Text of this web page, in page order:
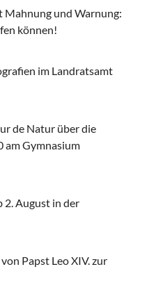
Mahnung und Warnung:
können!
im Landratsamt
de Natur über die
am Gymnasium
2. August in der
Papst Leo XIV. zur